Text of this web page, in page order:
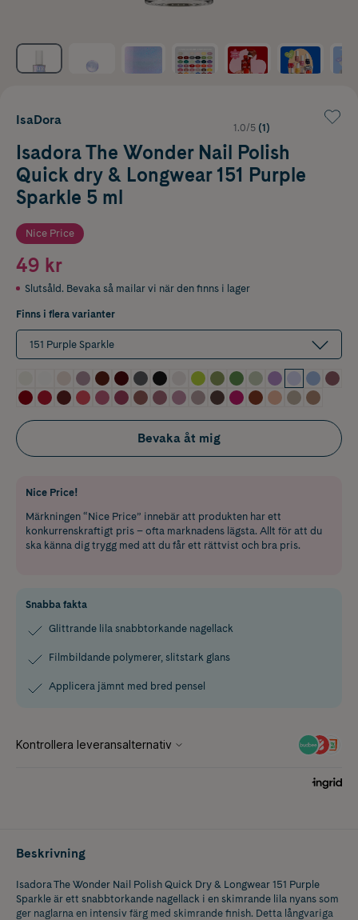
IsaDora
1.0/5 (1)
Isadora The Wonder Nail Polish
Quick dry & Longwear 151 Purple
Sparkle 5 ml
Nice Price
49 kr
Slutsåld. Bevaka så mailar vi när den finns i lager
Finns i flera varianter
151 Purple Sparkle
Bevaka åt mig
Nice Price!
Märkningen “Nice Price” innebär att produkten har ett
konkurrenskraftigt pris – ofta marknadens lägsta. Allt för att du
ska känna dig trygg med att du får ett rättvist och bra pris.
Snabba fakta
Glittrande lila snabbtorkande nagellack
Filmbildande polymerer, slitstark glans
Applicera jämnt med bred pensel
Beskrivning
Isadora The Wonder Nail Polish Quick Dry & Longwear 151 Purple
Sparkle är ett snabbtorkande nagellack i en skimrande lila nyans som
ger naglarna en intensiv färg med skimrande finish. Detta långvariga